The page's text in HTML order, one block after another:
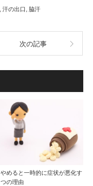
, 汗の出口 , 脇汗
次の記事
めると一時的に症状が悪化す
の理由